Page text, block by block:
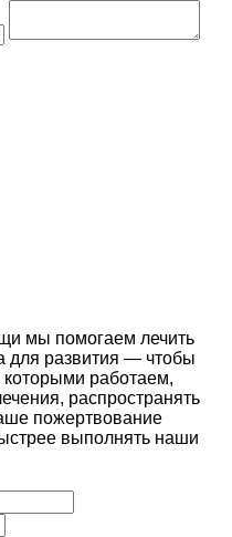
мы помогаем лечить
для развития — чтобы
которыми работаем,
распространять
пожертвование
выполнять наши